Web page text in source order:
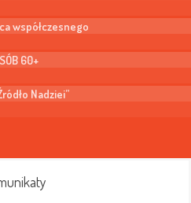
współczesnego
60+
Nadziei”